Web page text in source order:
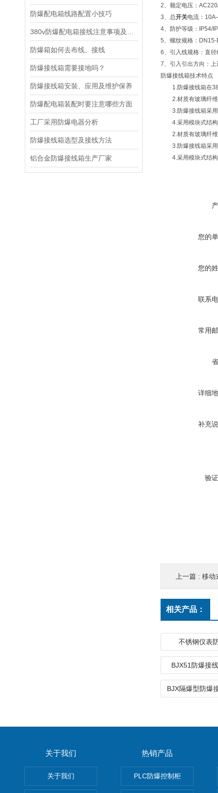
防爆配电箱线路配置小技巧
防爆箱如何去布线、接线
防爆接线箱需要接地吗？
防爆接线箱安裝、应用及维护保养
防爆配电箱装配时要注意哪些方面
工厂采用防爆电器分析
防爆接线箱选型及接线方法
铝合金防爆接线箱生产厂家
2、额定电压：
3、总开关电流：
4、防护等级：IP54/
5、螺纹规格：
6、引入线规格：直
7、引入引出方向：
防爆接线箱技术特点
1.防爆接线箱在
2.材质有玻璃纤维
3.防爆接线箱采用
4.采用模块式结构,
2.材质有玻璃纤维
3.防爆接线箱采用
4.采用模块式结构,
您的
您的
联系
常用
详细
补充
验
上一篇 : 移动
相关产品：
不锈钢仪表
BJX51防爆接
关于我们
关于我们
热销产品
PLC防爆控制柜